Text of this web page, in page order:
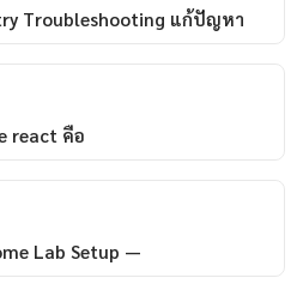
Troubleshooting แก้ปัญหา
react คือ
Lab Setup —